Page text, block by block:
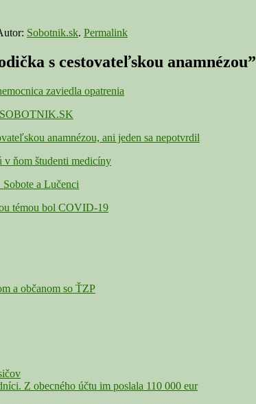
Sobotnik.sk. Permalink
s cestovateľskou anamnézou”
zaviedla opatrenia
SOBOTNIK.SK
anamnézou, ani jeden sa nepotvrdil
v ňom študenti medicíny
a Lučenci
témou bol COVID-19
a občanom so ŤZP
Z obecného účtu im poslala 110 000 eur